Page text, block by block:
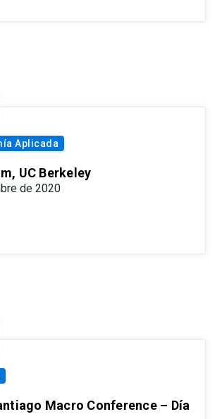
Aplicada
UC Berkeley
de 2020
Macro Conference – Día